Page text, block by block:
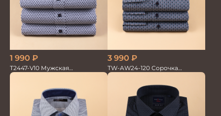
1 990 ₽
T2447-V10 Мужская
текстильная рубашка /
3 990 ₽
TW-AW24-120 Сорочка
мужская